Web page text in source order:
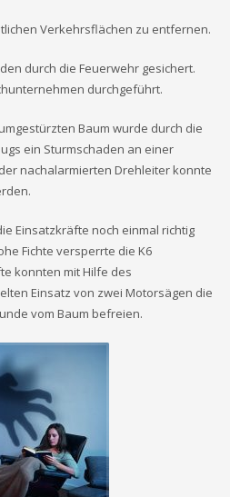
Verkehrsflächen zu entfernen.
durch die Feuerwehr gesichert.
durchgeführt.
Baum wurde durch die
ein Sturmschaden an einer
nachalarmierten Drehleiter konnte
Einsatzkräfte noch einmal richtig
Fichte versperrte die K6
konnten mit Hilfe des
Einsatz von zwei Motorsägen die
vom Baum befreien.